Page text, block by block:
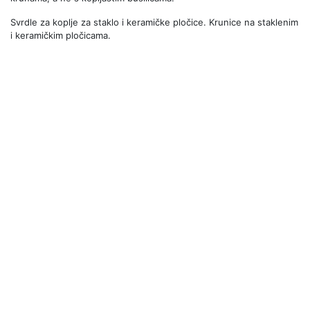
Svrdle za koplje za staklo i keramičke pločice. Krunice na staklenim
i keramičkim pločicama.